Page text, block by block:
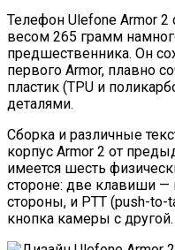
Телефон Ulefone Armor
весом 265 грамм
предшественника. Он
первого Armor, плавно
пластик (TPU и
деталями.
Сборка и различные
корпус Armor 2 от
имеется шесть
стороне: две клавиши —
стороны, и PTT (push-
кнопка камеры с другой.